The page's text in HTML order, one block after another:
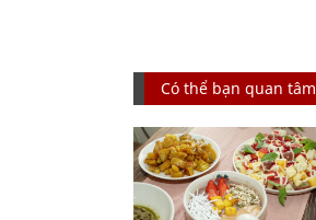
Có thể bạn quan tâm